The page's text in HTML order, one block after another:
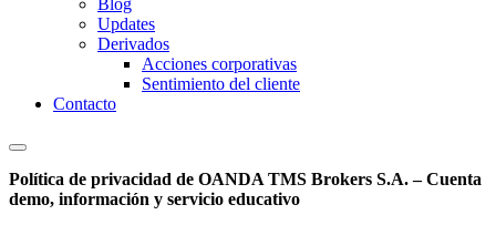
Updates
Derivados
Acciones corporativas
Sentimiento del cliente
Contacto
Política de privacidad de OANDA TMS Brokers S.A. – Cuenta
demo, información y servicio educativo